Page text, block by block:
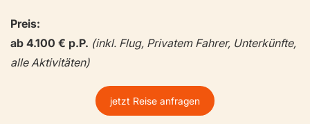
Preis:
ab 4.100 € p.P. (inkl. Flug, Privatem Fahrer, Unterkünfte,
alle Aktivitäten)
jetzt Reise anfragen